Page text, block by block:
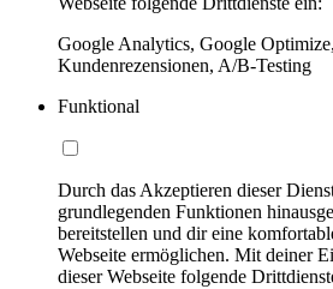
Google Analytics, Google
Kundenrezensionen, A/B-Testing
Funktional
Durch das Akzeptieren dieser
grundlegenden Funktionen
bereitstellen und dir eine
Webseite ermöglichen. Mit deiner
dieser Webseite folgende